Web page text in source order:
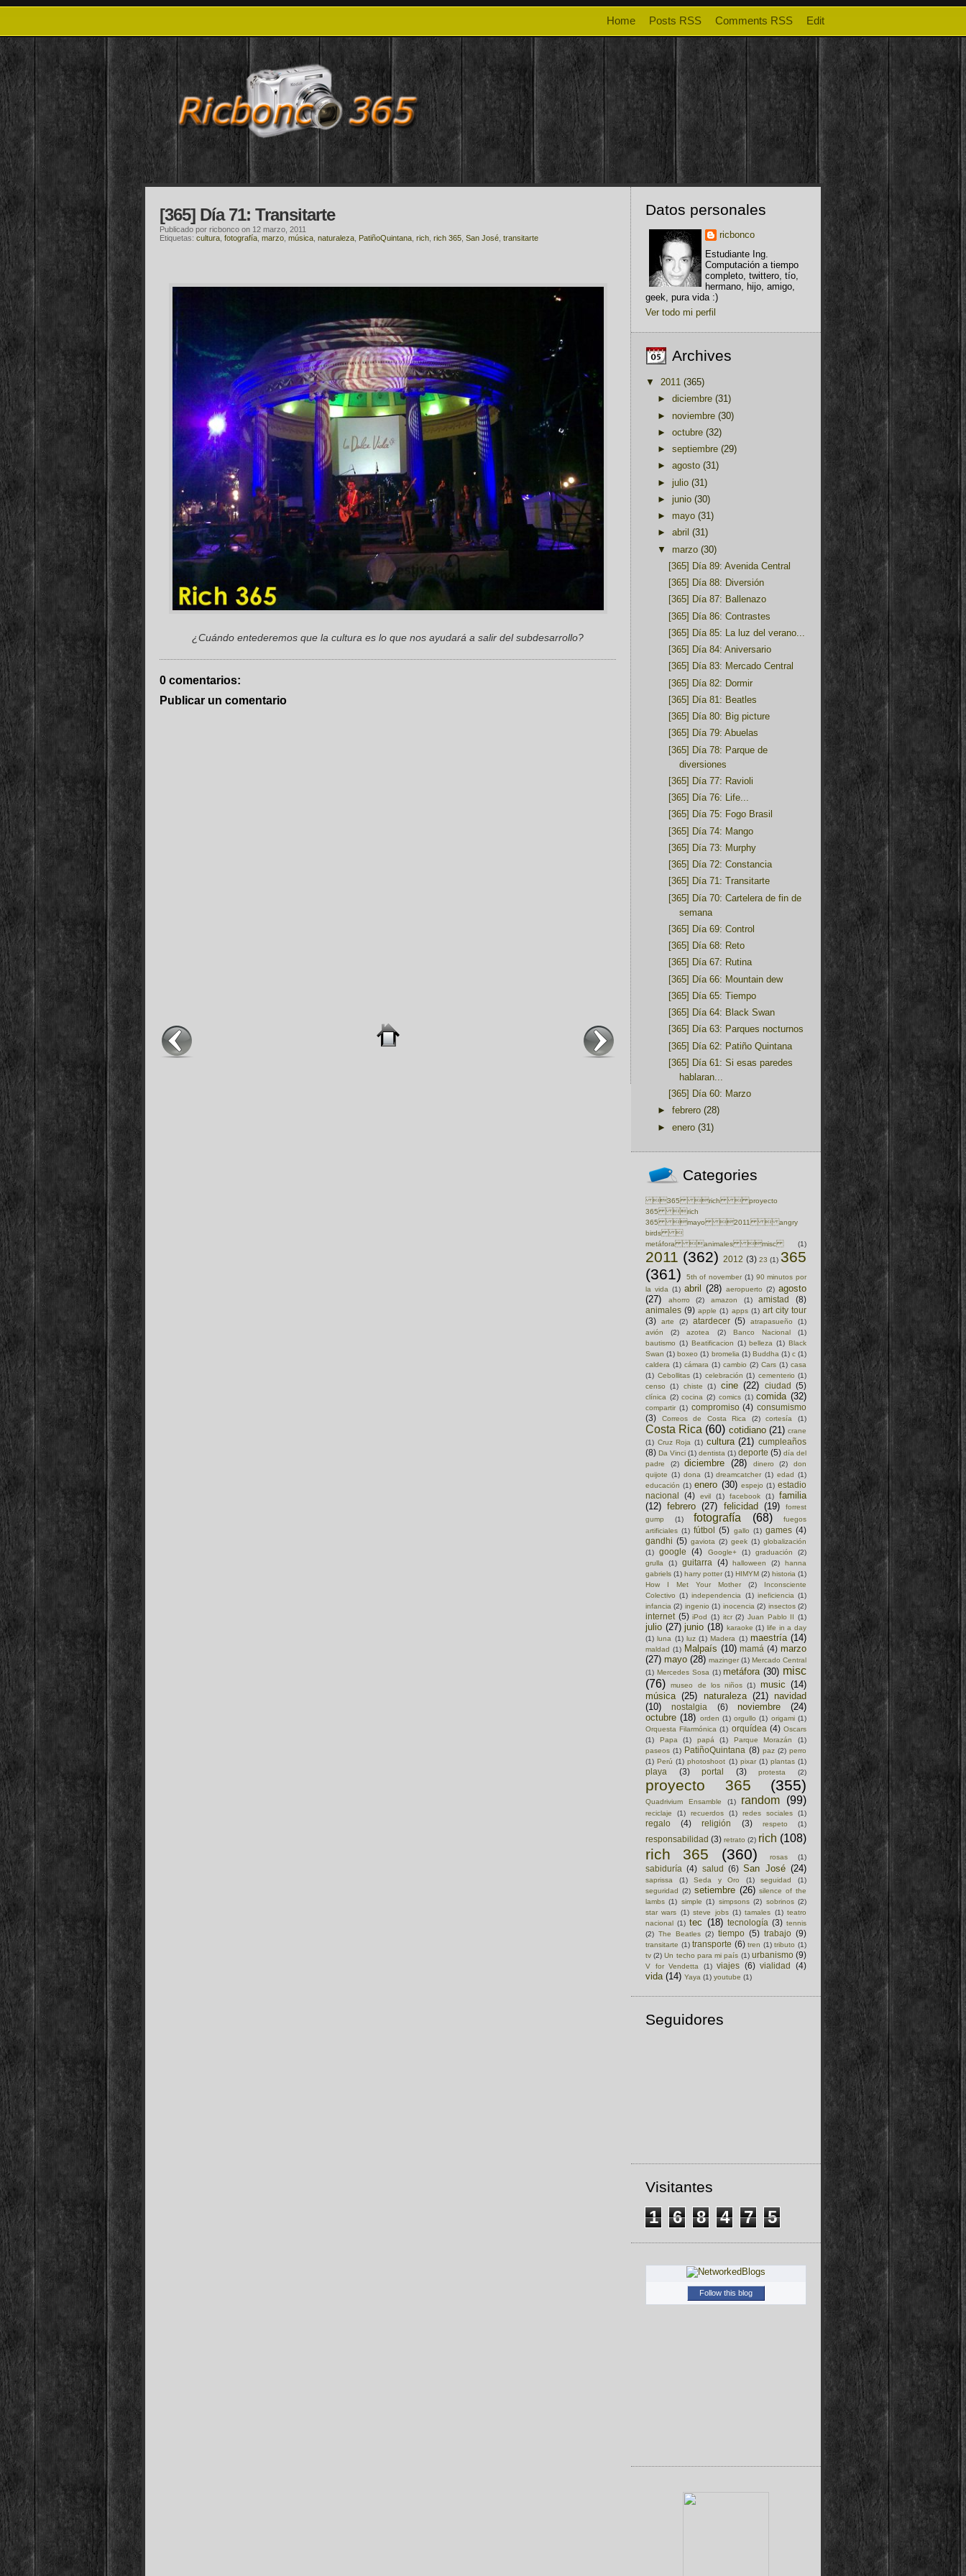
Home Posts RSS Comments RSS Edit
[365] Día 71: Transitarte
Publicado por ricbonco on 12 marzo, 2011
Etiquetas: cultura fotografía marzo música naturaleza PatiñoQuintana rich rich 365 San José transitarte
¿Cuándo entederemos que la cultura es lo que nos ayudará a salir del subdesarrollo?
0 comentarios:
Publicar un comentario
Datos personales
ricbonco
Estudiante Ing.
Computación a tiempo
completo, twittero, tío,
hermano, hijo, amigo,
geek, pura vida :)
Ver todo mi perfil
Archives
▼ 2011 (365)
► diciembre (31)
► noviembre (30)
► octubre (32)
► septiembre (29)
► agosto (31)
► julio (31)
► junio (30)
► mayo (31)
► abril (31)
▼ marzo (30)
[365] Día 89: Avenida Central
[365] Día 88: Diversión
[365] Día 87: Ballenazo
[365] Día 86: Contrastes
[365] Día 85: La luz del verano...
[365] Día 84: Aniversario
[365] Día 83: Mercado Central
[365] Día 82: Dormir
[365] Día 81: Beatles
[365] Día 80: Big picture
[365] Día 79: Abuelas
[365] Día 78: Parque de
diversiones
[365] Día 77: Ravioli
[365] Día 76: Life...
[365] Día 75: Fogo Brasil
[365] Día 74: Mango
[365] Día 73: Murphy
[365] Día 72: Constancia
[365] Día 71: Transitarte
[365] Día 70: Cartelera de fin de
semana
[365] Día 69: Control
[365] Día 68: Reto
[365] Día 67: Rutina
[365] Día 66: Mountain dew
[365] Día 65: Tiempo
[365] Día 64: Black Swan
[365] Día 63: Parques nocturnos
[365] Día 62: Patiño Quintana
[365] Día 61: Si esas paredes
hablaran...
[365] Día 60: Marzo
► febrero (28)
► enero (31)
Categories
365 rich  proyecto
365 rich
365 mayo 2011  angry
birds 
metáfora animales misc
(1)
2011 (362) 2012 (3) 23 (1) 365
(361)
5th of november (1) 90 minutos por
la vida (1) abril (28) aeropuerto (2) agosto
(27)
ahorro (2) amazon (1) amistad
(8)
animales (9) apple (1) apps (1) art city tour
(3)
arte (2) atardecer (5) atrapasueño
(1)
avión
(2) azotea (2) Banco Nacional
(1)
bautismo (1) Beatificacion (1) belleza (1) Black
Swan (1) boxeo (1) bromelia (1) Buddha (1) c (1)
caldera (1) cámara (1) cambio (2) Cars (1) casa
(1) Cebollitas (1) celebración (1) cementerio (1)
censo
(1) chiste (1) cine (22) ciudad (5)
clínica (2) cocina (2) comics (1) comida (32)
compartir (1) compromiso (4) consumismo
(3)
Correos de Costa Rica (2) cortesía (1)
Costa Rica (60) cotidiano (21) crane
(1) Cruz Roja (1) cultura (21) cumpleaños
(8) Da Vinci (1) dentista (1) deporte (5) día del
padre
(2) diciembre (28) dinero (2)
don
quijote (1) dona (1) dreamcatcher (1) edad (1)
educación (1) enero (30) espejo (1) estadio
nacional
(4) evil (1) facebook (1)
familia
(12) febrero (27) felicidad (19)
forrest
gump
(1) fotografía (68)
fuegos
artificiales (1) fútbol (5) gallo (1) games (4)
gandhi (5) gaviota (2) geek (1) globalización
(1)
google (4) Google+ (1) graduación
(2)
grulla
(1) guitarra (4) halloween (2)
hanna
gabriels (1) harry potter (1) HIMYM (2) historia (1)
How I Met Your Mother
(2)
Inconsciente
Colectivo (1) independencia (1) ineficiencia (1)
infancia (2) ingenio (1) inocencia (2) insectos (2)
internet (5) iPod (1) itcr (2) Juan Pablo II (1)
julio (27) junio (18) karaoke (1) life in a day
(1) luna (1) luz (1) Madera (1) maestría (14)
maldad (1) Malpaís (10) mamá (4) marzo
(27) mayo (28) mazinger (1) Mercado Central
(1) Mercedes Sosa (1) metáfora (30) misc
(76)
museo de los niños (1) music (14)
música (25) naturaleza (21) navidad
(10)
nostalgia (6) noviembre
(24)
octubre (18) orden (1) orgullo (1) origami (1)
Orquesta Filarmónica (1) orquídea (4) Oscars
(1)
Papa (1) papá (1) Parque Morazán
(1)
paseos (1) PatiñoQuintana (8) paz (2) perro
(1) Perú (1) photoshoot (1) pixar (1) plantas (1)
playa (3) portal (3) protesta (2)
proyecto 365 (355)
Quadrivium Ensamble (1) random (99)
reciclaje (1) recuerdos (1) redes sociales (1)
regalo (4) religión (3) respeto (1)
responsabilidad (3) retrato (2) rich (108)
rich 365 (360) rosas (1)
sabiduría (4) salud (6) San José (24)
saprissa (1) Seda y Oro (1) seguidad
(1)
seguridad (2) setiembre (26) silence of the
lambs (1) simple (1) simpsons (2) sobrinos (2)
star wars (1) steve jobs (1) tamales (1) teatro
nacional (1) tec (18) tecnología (3) tennis
(2) The Beatles (2) tiempo (5) trabajo (9)
transitarte (1) transporte (6) tren (1) tributo (1)
tv (2) Un techo para mi país (1) urbanismo (9)
V for Vendetta (1) viajes (6) vialidad (4)
vida (14) Yaya (1) youtube (1)
Seguidores
Visitantes
1 6 8 4 7 5
Follow this blog